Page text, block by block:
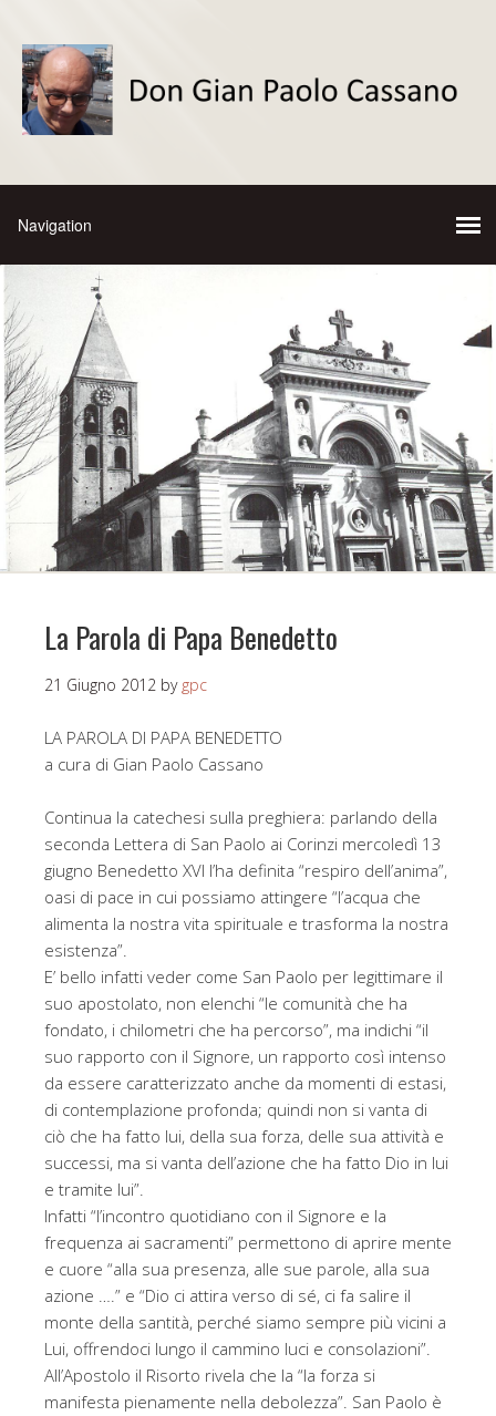
La Parola di Papa Benedetto
21 Giugno 2012 by gpc
LA PAROLA DI PAPA BENEDETTO
a cura di Gian Paolo Cassano
Continua la catechesi sulla preghiera: parlando della
seconda Lettera di San Paolo ai Corinzi mercoledì 13
giugno Benedetto XVI l’ha definita “respiro dell’anima”,
oasi di pace in cui possiamo attingere “l’acqua che
alimenta la nostra vita spirituale e trasforma la nostra
esistenza”.
E’ bello infatti veder come San Paolo per legittimare il
suo apostolato, non elenchi “le comunità che ha
fondato, i chilometri che ha percorso”, ma indichi “il
suo rapporto con il Signore, un rapporto così intenso
da essere caratterizzato anche da momenti di estasi,
di contemplazione profonda; quindi non si vanta di
ciò che ha fatto lui, della sua forza, delle sua attività e
successi, ma si vanta dell’azione che ha fatto Dio in lui
e tramite lui”.
Infatti “l’incontro quotidiano con il Signore e la
frequenza ai sacramenti” permettono di aprire mente
e cuore “alla sua presenza, alle sue parole, alla sua
azione ….” e “Dio ci attira verso di sé, ci fa salire il
monte della santità, perché siamo sempre più vicini a
Lui, offrendoci lungo il cammino luci e consolazioni”.
All’Apostolo il Risorto rivela che la “la forza si
manifesta pienamente nella debolezza”. San Paolo è